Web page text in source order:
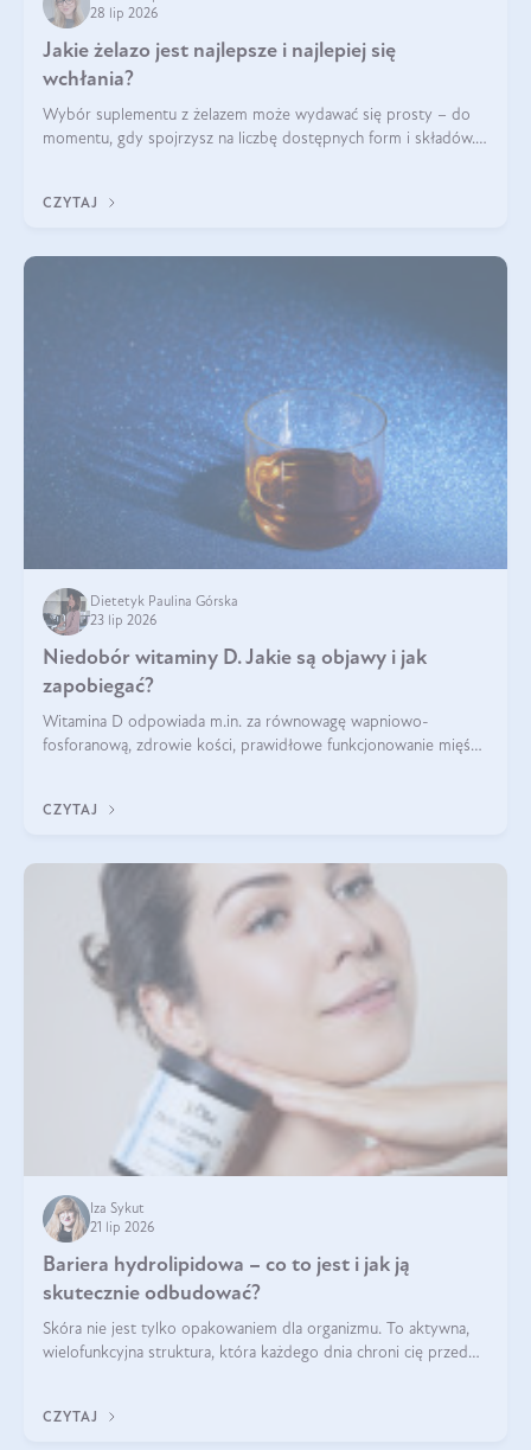
28 lip 2026
Jakie żelazo jest najlepsze i najlepiej się
wchłania?
Wybór suplementu z żelazem może wydawać się prosty – do
momentu, gdy spojrzysz na liczbę dostępnych form i składów.
zawierać suplement?
CZYTAJ
Dietetyk Paulina Górska
23 lip 2026
Niedobór witaminy D. Jakie są objawy i jak
zapobiegać?
Witamina D odpowiada m.in. za równowagę wapniowo-
fosforanową, zdrowie kości, prawidłowe funkcjonowanie mięśni
problemem.
CZYTAJ
Iza Sykut
21 lip 2026
Bariera hydrolipidowa – co to jest i jak ją
skutecznie odbudować?
Skóra nie jest tylko opakowaniem dla organizmu. To aktywna,
wielofunkcyjna struktura, która każdego dnia chroni cię przed
bariera hydrolipidowa.
CZYTAJ